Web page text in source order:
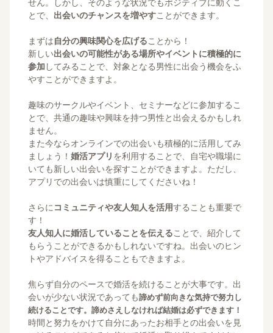
せん。しかし、そのような状況でもポジティブに動くこ
とで、 出会いのチャンスを増やすことができます。
まずは自分の興味関心を広げることから！
新しい出会いの可能性がある場所やイベントに積極的に
参加 してみることで、対象となる男性に出会う機会をふ
やすことができますよ。
趣味のサークルやイベント、セミナーなどに参加するこ
とで、共通の趣味や興味を持つ男性と出会えるかもしれ
ません。
また今ならオンラインでの出会いも積極的に活用してみ
ましょう！ 婚活アプリ を利用することで、自宅や職場に
いても新しい出会いを探すことができますよ。ただし、
アプリでの出会いは慎重にしてくださいね！
さらにコミュニティや友人知人を活用することも重要で
す！
友人知人に婚活していることを伝えることで、紹介して
もらうことができるかもしれないですね。出会いのヒン
トやアドバイスを得ることもできますよ。
焦らず自分のペースで婚活を続けることが大事です。出
会いが少ない状況であっても諦めず前向きな気持で努力し
続けることです。諦めさえしなければ結婚は必ずできます！
時間と努力をかけて自分にあったお相手との出会いを見